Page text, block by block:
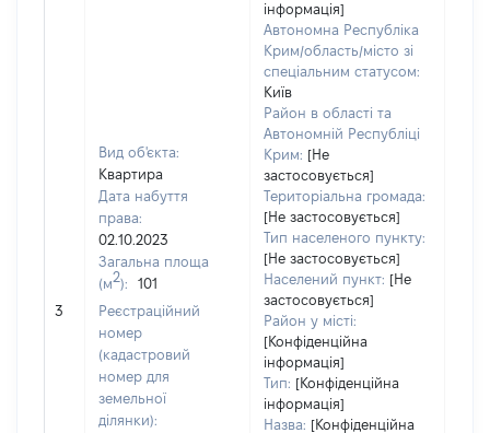
3
Вид об'єкта:
Квартира
Дата набуття
права:
02.10.2023
Загальна площа
(м2):
101
Реєстраційний
номер
(кадастровий
номер для
земельної
ділянки):
інформація]
Автономна Республіка
Крим/область/місто зі
спеціальним статусом:
Київ
Район в області та
Автономній Республіці
Крим: [Не
застосовується]
Територіальна громада:
[Не застосовується]
Тип населеного пункту:
[Не застосовується]
Населений пункт: [Не
застосовується]
Район у місті:
[Конфіденційна
інформація]
Тип: [Конфіденційна
інформація]
Назва: [Конфіденційна